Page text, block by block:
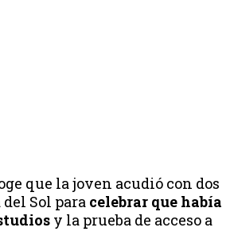
que la joven acudió con dos
del Sol para celebrar que había
y la prueba de acceso a